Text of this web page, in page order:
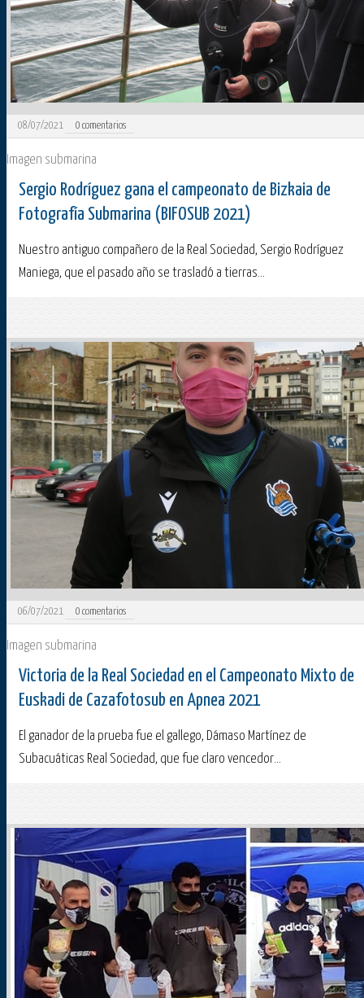
08/07/2021 0 comentarios
Imagen submarina
Sergio Rodríguez gana el campeonato de Bizkaia de
Fotografía Submarina (BIFOSUB 2021)
Nuestro antiguo compañero de la Real Sociedad, Sergio Rodríguez
Maniega, que el pasado año se trasladó a tierras...
06/07/2021 0 comentarios
Imagen submarina
Victoria de la Real Sociedad en el Campeonato Mixto de
Euskadi de Cazafotosub en Apnea 2021
El ganador de la prueba fue el gallego, Dámaso Martínez de
Subacuáticas Real Sociedad, que fue claro vencedor...